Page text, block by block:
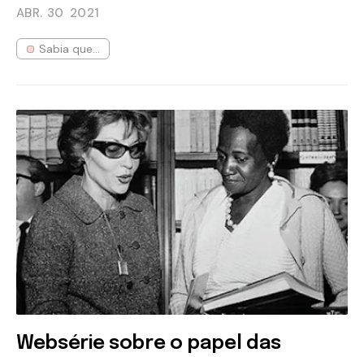
ABR. 30 2021
Sabia que...
Websérie sobre o papel das